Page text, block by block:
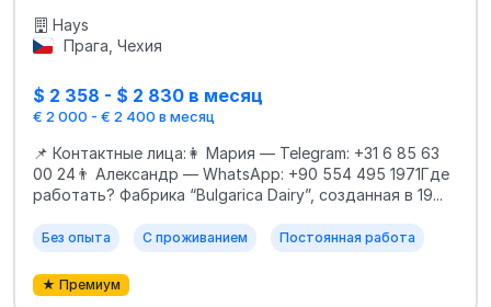
Hays
Прага, Чехия
$ 2 358 - $ 2 830 в месяц
€ 2 000 - € 2 400 в месяц
📌 Контактные лица:👩 Мария — Telegram: +31 6 85 63
00 24👨 Александр — WhatsApp: +90 554 495 1971Где
работать? Фабрика “Bulgarica Dairy”, созданная в 19...
Без опыта С проживанием Постоянная работа
★ Премиум